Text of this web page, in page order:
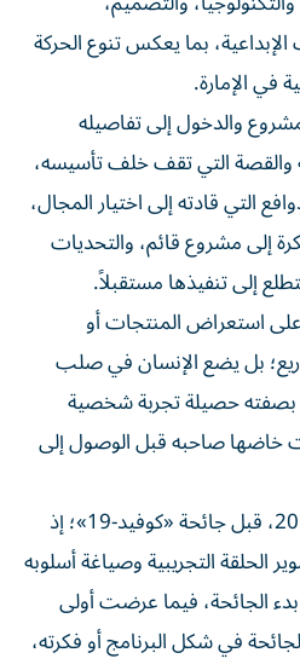
بما يعكس تنوع الحركة
في الإمارة.
والدخول إلى تفاصيله
والقصة التي تقف خلف تأسيسه،
التي قادته إلى اختيار المجال،
إلى مشروع قائم، والتحديات
إلى تنفيذها مستقبلاً.
استعراض المنتجات أو
بل يضع الإنسان في صلب
بصفته حصيلة تجربة شخصية
خاضها صاحبه قبل الوصول إلى
وبدأت فكرة البرنامج عام 2019، قبل جائحة «كوفيد-19»؛ إذ
التجريبية وصياغة أسلوبه
الجائحة، فيما عرضت أولى
ولم تؤثر الجائحة في شكل البرنامج أو فكرته،